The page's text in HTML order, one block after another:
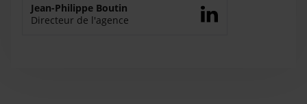
Jean-Philippe Boutin
Directeur de l'agence